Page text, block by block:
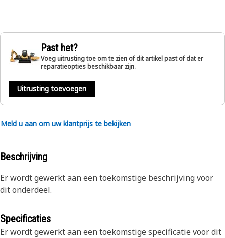
Past het?
Voeg uitrusting toe om te zien of dit artikel past of dat er
reparatieopties beschikbaar zijn.
Uitrusting toevoegen
Meld u aan om uw klantprijs te bekijken
Beschrijving
Er wordt gewerkt aan een toekomstige beschrijving voor
dit onderdeel.
Specificaties
Er wordt gewerkt aan een toekomstige specificatie voor dit